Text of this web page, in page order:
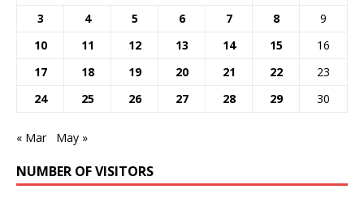
3
4 5 6 7 8
9
10
11 12 13 14 15
16
17
18 19 20 21 22
23
24
25 26 27 28 29 30
« Mar May »
NUMBER OF VISITORS